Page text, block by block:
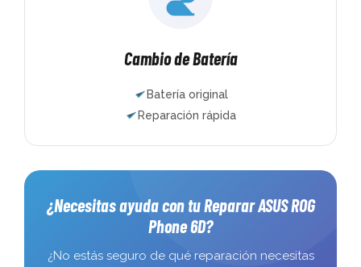
Cambio de Batería
Batería original
Reparación rápida
¿Necesitas ayuda con tu Reparar ASUS ROG
Phone 6D?
¿No estás seguro de qué reparación necesitas